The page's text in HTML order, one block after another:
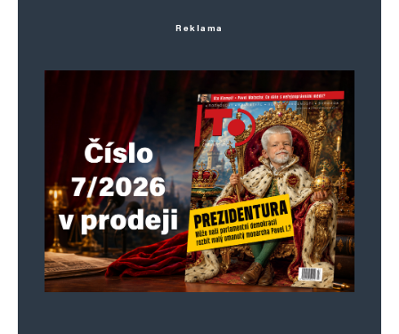
Co Poetik řekne,
to nech laskavě na něm,
v jednom máš ale pravdu,
bude to něco s hajzlem.
Vysvětlím to americky,
you’re full of shit,
Reklama